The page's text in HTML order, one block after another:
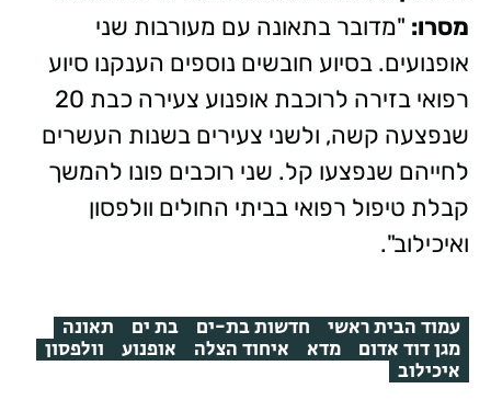
מסרו: "מדובר בתאונה עם מעורבות שני
אופנועים. בסיוע חובשים נוספים הענקנו סיוע
רפואי בזירה לרוכבת אופנוע צעירה כבת 20
שנפצעה קשה, ולשני צעירים בשנות העשרים
לחייהם שנפצעו קל. שני רוכבים פונו להמשך
קבלת טיפול רפואי בביתי החולים וולפסון
ואיכילוב".
עמוד הבית ראשי חדשות בת-ים בת ים תאונה
מגן דוד אדום מדא איחוד הצלה אופנוע וולפסון
איכילוב